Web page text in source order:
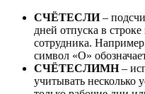
СЧЁТЕСЛИ–
дней отпуска в
сотрудника.
символ «О»
СЧЁТЕСЛИМН–
учитывать несколько